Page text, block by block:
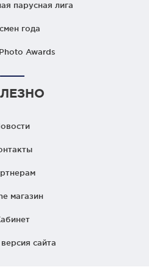
парусная лига
года
Awards
магазин
сайта